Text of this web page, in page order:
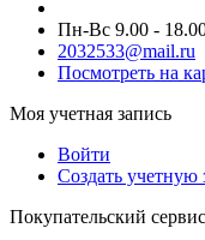
Пн-Вс 9.00 -
2032533@mail.ru
Посмотреть на
Моя учетная запись
Войти
Создать учетную
Покупательский сервис